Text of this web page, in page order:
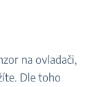
na ovladači,
Dle toho